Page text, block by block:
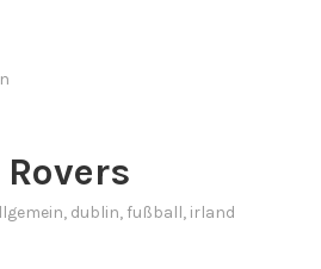
, dublin, fußball, irland